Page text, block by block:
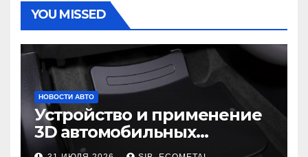
YOU MISSED
НОВОСТИ АВТО
Устройство и применение
3D автомобильных
ковриков